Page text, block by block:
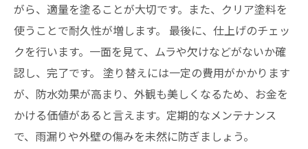
がら、適量を塗ることが大切です。また、クリア塗料を
使うことで耐久性が増します。 最後に、仕上げのチェッ
クを行います。一面を見て、ムラや欠けなどがないか確
認し、完了です。 塗り替えには一定の費用がかかります
が、防水効果が高まり、外観も美しくなるため、お金を
かける価値があると言えます。定期的なメンテナンス
で、雨漏りや外壁の傷みを未然に防ぎましょう。